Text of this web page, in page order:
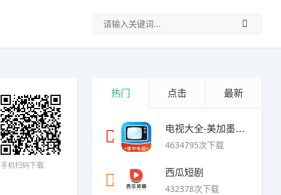
手机扫码下载
热门 点击 最新
1
电视大全-美加墨世界杯
4634795次下载
2
西瓜短剧
432378次下载